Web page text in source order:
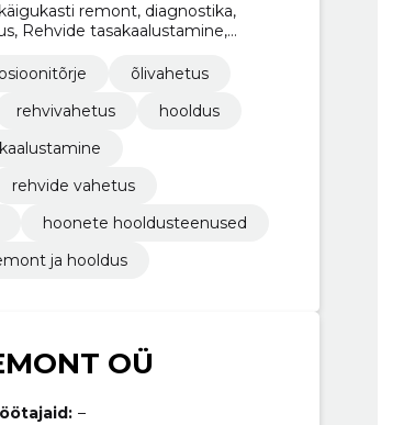
remont, diagnostika,
Rehvide tasakaalustamine,
õlivahetus
rehvivahetus
hooldus
rehvide vahetus
hoonete hooldusteenused
ja hooldus
OÜ
–